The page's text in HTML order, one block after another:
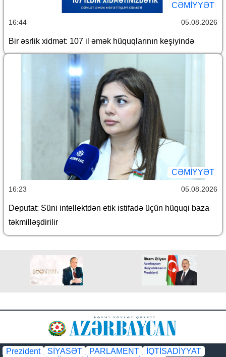
CƏMİYYƏT
16:44 05.08.2026
Bir əsrlik xidmət: 107 il əmək hüquqlarının keşiyində
CƏMİYYƏT
16:23 05.08.2026
Deputat: Süni intellektdən etik istifadə üçün hüquqi baza
təkmilləşdirilir
Prezident SİYASƏT PARLAMENT
İQTİSADİYYAT